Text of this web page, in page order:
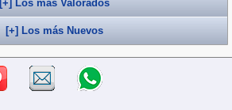
[+] Los más Valorados
[+] Los más Nuevos